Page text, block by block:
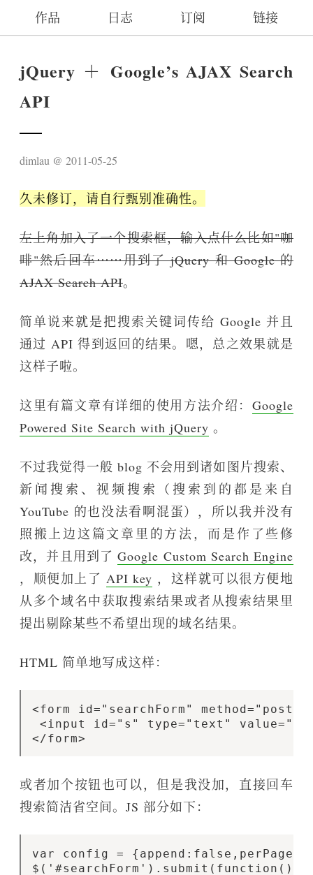
作品 日志 订阅 链接
jQuery ＋ Google’s AJAX Search
API
dimlau 2011-05-25
久未修订，请自行甄别准确性。
左上角加入了一个搜索框，输入点什么比如"咖
啡"然后回车⋯⋯用到了 jQuery 和 Google 的
AJAX Search API。
简单说来就是把搜索关键词传给 Google 并且
通过 API 得到返回的结果。嗯，总之效果就是
这样子啦。
这里有篇文章有详细的使用方法介绍： Google
Powered Site Search with jQuery 。
不过我觉得一般 blog 不会用到诸如图片搜索、
新闻搜索、视频搜索（搜索到的都是来自
YouTube 的也没法看啊混蛋），所以我并没有
照搬上边这篇文章里的方法，而是作了些修
改，并且用到了Google Custom Search Engine
，顺便加上了 API key ，这样就可以很方便地
从多个域名中获取搜索结果或者从搜索结果里
提出剔除某些不希望出现的域名结果。
HTML 简单地写成这样：
<form id="searchForm"
<input id="s" type="text" value="搜
或者加个按钮也可以，但是我没加，直接回车
搜索简洁省空间。JS 部分如下：
var config =
$('#searchForm').submit(function(){